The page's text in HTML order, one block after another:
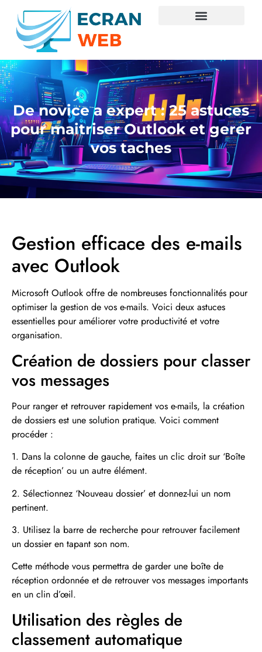
De novice a expert : 25 astuces
pour maitriser Outlook et gerer
vos taches
Gestion efficace des e-mails
avec Outlook
Microsoft Outlook offre de nombreuses fonctionnalités pour
optimiser la gestion de vos e-mails. Voici deux astuces
essentielles pour améliorer votre productivité et votre
organisation.
Création de dossiers pour classer
vos messages
Pour ranger et retrouver rapidement vos e-mails, la création
de dossiers est une solution pratique. Voici comment
procéder :
1. Dans la colonne de gauche, faites un clic droit sur ‘Boîte
de réception’ ou un autre élément.
2. Sélectionnez ‘Nouveau dossier’ et donnez-lui un nom
pertinent.
3. Utilisez la barre de recherche pour retrouver facilement
un dossier en tapant son nom.
Cette méthode vous permettra de garder une boîte de
réception ordonnée et de retrouver vos messages importants
en un clin d’œil.
Utilisation des règles de
classement automatique